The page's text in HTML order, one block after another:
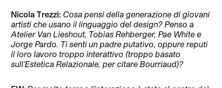
Nicola Trezzi: Cosa pensi della generazione di giovani
artisti che usano il linguaggio del design? Penso a
Atelier Van Lieshout, Tobias Rehberger, Pae White e
Jorge Pardo. Ti senti un padre putativo, oppure reputi
il loro lavoro troppo interattivo (troppo basato
sull’Estetica Relazionale, per citare Bourriaud)?